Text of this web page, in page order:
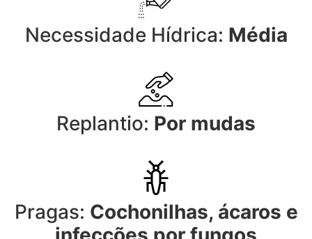
Necessidade Hídrica: Média
Replantio: Por mudas
Pragas: Cochonilhas, ácaros e